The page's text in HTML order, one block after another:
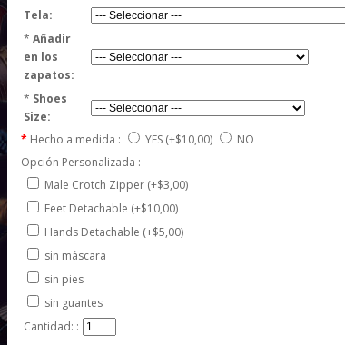
Tela:
* Añadir
en los
zapatos:
* Shoes
Size:
Hecho a medida :
YES (+$10,00)
NO
Opción Personalizada :
Male Crotch Zipper (+$3,00)
Feet Detachable (+$10,00)
Hands Detachable (+$5,00)
sin máscara
sin pies
sin guantes
Cantidad: :